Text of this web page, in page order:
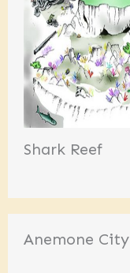
Shark Reef
Anemone City